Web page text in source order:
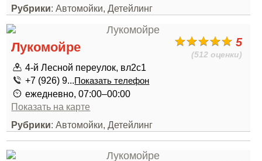
Рубрики: Автомойки, Детейлинг
5
(512 оценки)
Лукомойре
4-й Лесной переулок, вл2с1
+7 (926) 9...Показать телефон
ежедневно, 07:00–00:00
Показать на карте
Рубрики: Автомойки, Детейлинг